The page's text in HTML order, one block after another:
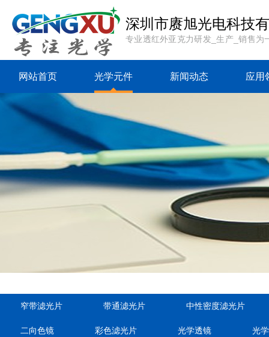
深圳市赓旭光电科技
专业透红外亚克力研发_生产_销售为
网站首页 光学元件
{sdcms:rp top="0"
table="sd_category"
where="followid=
[sdcms_rp] and
order="ordnum,cateid"
var="sdcms_ra:cateid"
新闻动态
table="sd_category"
where="followid=
[sdcms_rp] and
ismenu=1"
order="ordnum,cateid"
var="sdcms_ra:cateid"
应用
窄带滤光片 带通滤光片 中性密度滤光片
二向色镜 彩色滤光片 光学透镜 光